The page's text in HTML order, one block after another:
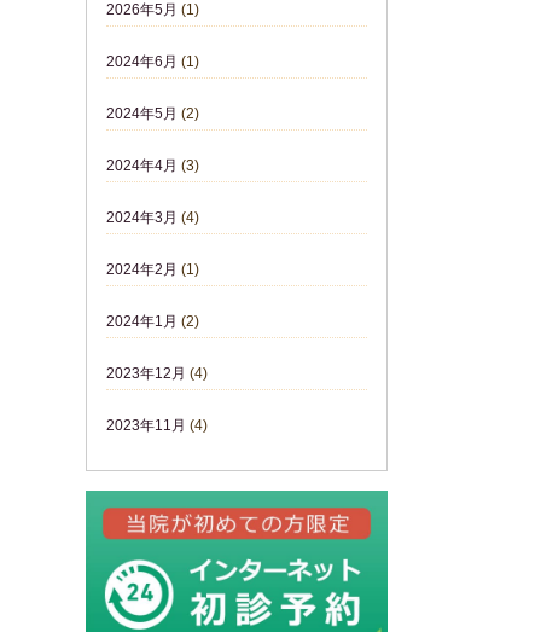
2026年5月 (1)
2024年6月 (1)
2024年5月 (2)
2024年4月 (3)
2024年3月 (4)
2024年2月 (1)
2024年1月 (2)
2023年12月 (4)
2023年11月 (4)